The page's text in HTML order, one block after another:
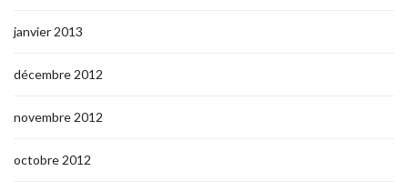
janvier 2013
décembre 2012
novembre 2012
octobre 2012